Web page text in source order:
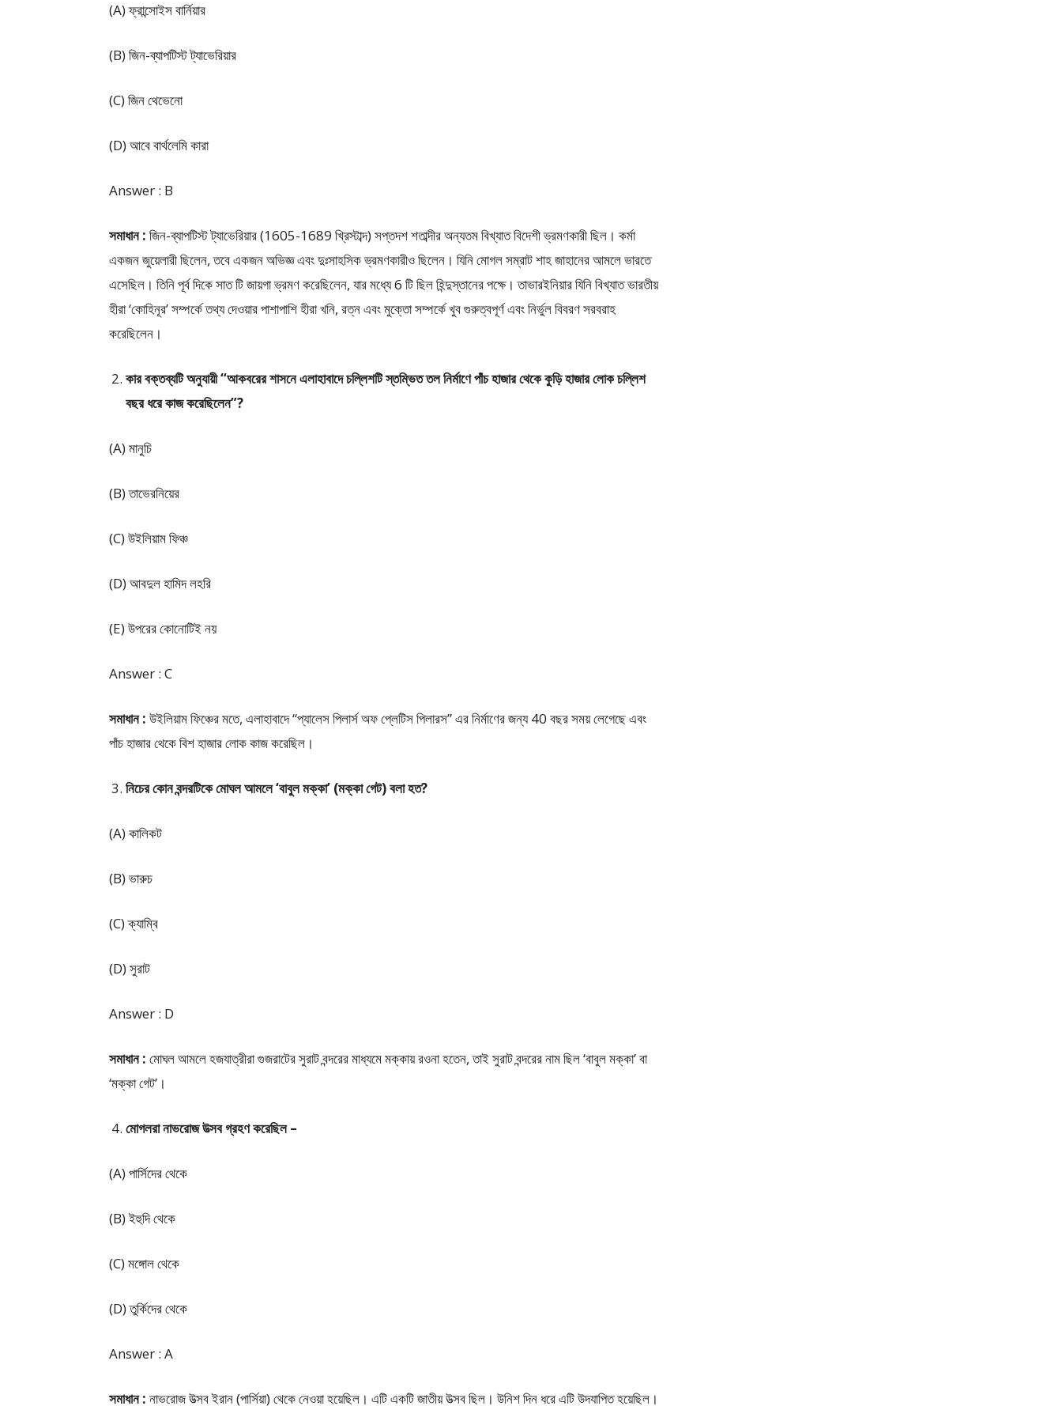
(A) ফ্রান্সোইস বার্নিয়ার
(B) জিন-ব্যাপটিস্ট ট্যাভেরিয়ার
(C) জিন থেভেনো
(D) আবে বার্থলেমি কারা
Answer : B
সমাধান : জিন-ব্যাপটিস্ট ট্যাভেরিয়ার (1605-1689 খ্রিস্টাব্দ) সপ্তদশ শতাব্দীর অন্যতম বিখ্যাত বিদেশী ভ্রমণকারী ছিল। কর্মা
একজন জুয়েলারী ছিলেন, তবে একজন অভিজ্ঞ এবং দুঃসাহসিক ভ্রমণকারীও ছিলেন। যিনি মোগল সম্রাট শাহ জাহানের আমলে ভারতে
এসেছিল। তিনি পূর্ব দিকে সাত টি জায়গা ভ্রমণ করেছিলেন, যার মধ্যে 6 টি ছিল হিন্দুস্তানের পক্ষে। তাভারইনিয়ার যিনি বিখ্যাত ভারতীয়
হীরা ‘কোহিনূর’ সম্পর্কে তথ্য দেওয়ার পাশাপাশি হীরা খনি, রত্ন এবং মুক্তো সম্পর্কে খুব গুরুত্বপূর্ণ এবং নির্ভুল বিবরণ সরবরাহ
করেছিলেন।
কার বক্তব্যটি অনুযায়ী “আকবরের শাসনে এলাহাবাদে চল্লিশটি স্তম্ভিত তল নির্মাণে পাঁচ হাজার থেকে কুড়ি হাজার লোক চল্লিশ
বছর ধরে কাজ করেছিলেন”?
(A) মানুচি
(B) তাভেরনিয়ের
(C) উইলিয়াম ফিঞ্চ
(D) আবদুল হামিদ লহরি
(E) উপরের কোনোটিই নয়
Answer : C
সমাধান : উইলিয়াম ফিঞ্চের মতে, এলাহাবাদে “প্যালেস পিলার্স অফ প্লেটিস পিলারস” এর নির্মাণের জন্য 40 বছর সময় লেগেছে এবং
পাঁচ হাজার থেকে বিশ হাজার লোক কাজ করেছিল।
নিচের কোন বন্দরটিকে মোঘল আমলে ‘বাবুল মক্কা’ (মক্কা গেট) বলা হত?
(A) কালিকট
(B) ভারুচ
(C) ক্যাম্বি
(D) সুরাট
Answer : D
সমাধান : মোঘল আমলে হজযাত্রীরা গুজরাটের সুরাট বন্দরের মাধ্যমে মক্কায় রওনা হতেন, তাই সুরাট বন্দরের নাম ছিল ‘বাবুল মক্কা’ বা
‘মক্কা গেট’।
মোগলরা নাভরোজ উত্সব গ্রহণ করেছিল –
(A) পার্সিদের থেকে
(B) ইহুদি থেকে
(C) মঙ্গোল থেকে
(D) তুর্কিদের থেকে
Answer : A
সমাধান : নাভরোজ উত্সব ইরান (পার্সিয়া) থেকে নেওয়া হয়েছিল। এটি একটি জাতীয় উত্সব ছিল। উনিশ দিন ধরে এটি উদযাপিত হয়েছিল।